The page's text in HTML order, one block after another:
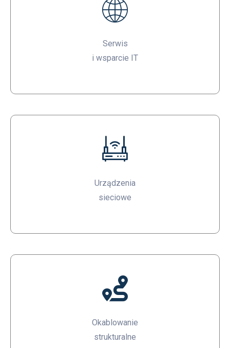
Serwis
i wsparcie IT
Urządzenia
sieciowe
Okablowanie
strukturalne